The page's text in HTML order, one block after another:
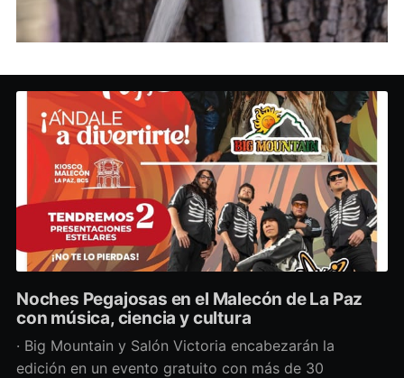
Noches Pegajosas en el Malecón de La Paz
con música, ciencia y cultura
· Big Mountain y Salón Victoria encabezarán la
edición en un evento gratuito con más de 30